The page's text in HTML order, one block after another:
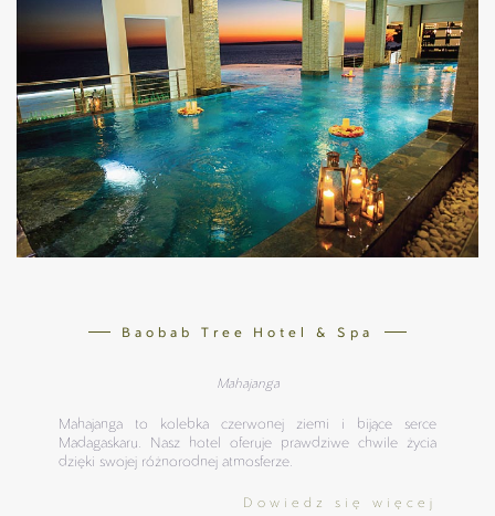
Baobab Tree Hotel & Spa
Mahajanga
Mahajanga to kolebka czerwonej ziemi i bijące serce
Madagaskaru. Nasz hotel oferuje prawdziwe chwile życia
dzięki swojej różnorodnej atmosferze.
Dowiedz się więcej